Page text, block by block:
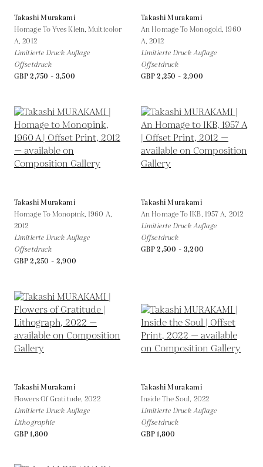
Takashi Murakami
Homage To Yves Klein, Multicolor
A,2012
Limitierte Druck Auflage
Offsetdruck
GBP 2,750 - 3,500
Takashi Murakami
An Homage To Monogold, 1960
A,2012
Limitierte Druck Auflage
Offsetdruck
GBP 2,250 - 2,900
Takashi Murakami
Homage To Monopink, 1960 A,
2012
Limitierte Druck Auflage
Offsetdruck
GBP 2,250 - 2,900
Takashi Murakami
An Homage To IKB, 1957 A, 2012
Limitierte Druck Auflage
Offsetdruck
GBP 2,500 - 3,200
Takashi Murakami
Flowers Of Gratitude,2022
Limitierte Druck Auflage
Lithographie
GBP 1,800
Takashi Murakami
Inside The Soul, 2022
Limitierte Druck Auflage
Offsetdruck
GBP 1,800